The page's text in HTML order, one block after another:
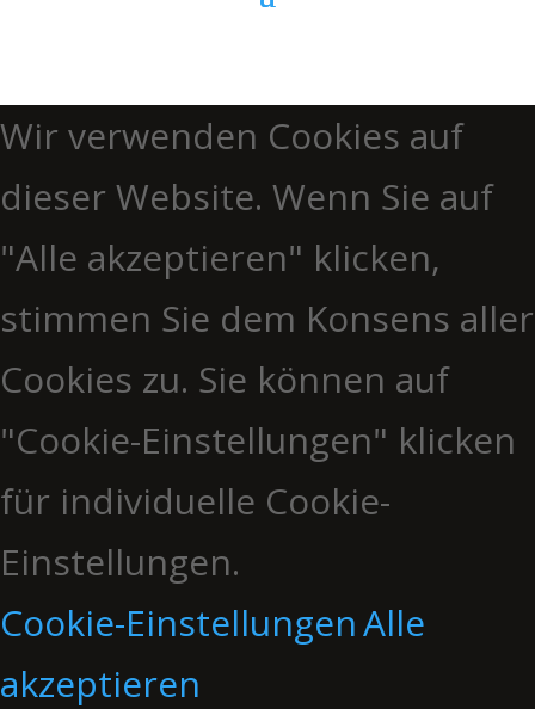
Wir verwenden Cookies auf
dieser Website. Wenn Sie auf
"Alle akzeptieren" klicken,
stimmen Sie dem Konsens aller
Cookies zu. Sie können auf
"Cookie-Einstellungen" klicken
für individuelle Cookie-
Einstellungen.
Cookie-EinstellungenAlle
akzeptieren